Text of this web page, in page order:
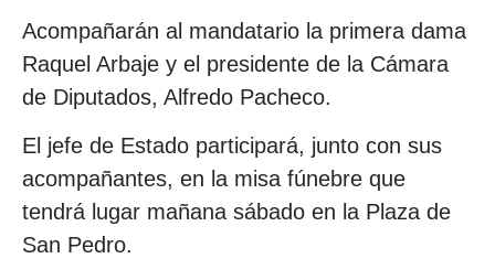
Acompañarán al mandatario la primera dama
Raquel Arbaje y el presidente de la Cámara
de Diputados, Alfredo Pacheco.
El jefe de Estado participará, junto con sus
acompañantes, en la misa fúnebre que
tendrá lugar mañana sábado en la Plaza de
San Pedro.